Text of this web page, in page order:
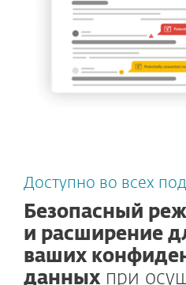
Доступно во всех
Безопасный
и расширение
ваших
данных при